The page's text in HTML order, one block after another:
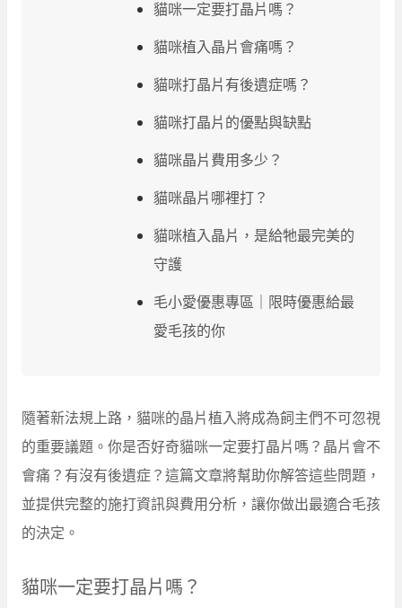
貓咪一定要打晶片嗎？
貓咪植入晶片會痛嗎？
貓咪打晶片有後遺症嗎？
貓咪打晶片的優點與缺點
貓咪晶片費用多少？
貓咪晶片哪裡打？
貓咪植入晶片，是給牠最完美的
守護
毛小愛優惠專區｜限時優惠給最
愛毛孩的你
隨著新法規上路，貓咪的晶片植入將成為飼主們不可忽視
的重要議題。你是否好奇貓咪一定要打晶片嗎？晶片會不
會痛？有沒有後遺症？這篇文章將幫助你解答這些問題，
並提供完整的施打資訊與費用分析，讓你做出最適合毛孩
的決定。
貓咪一定要打晶片嗎？